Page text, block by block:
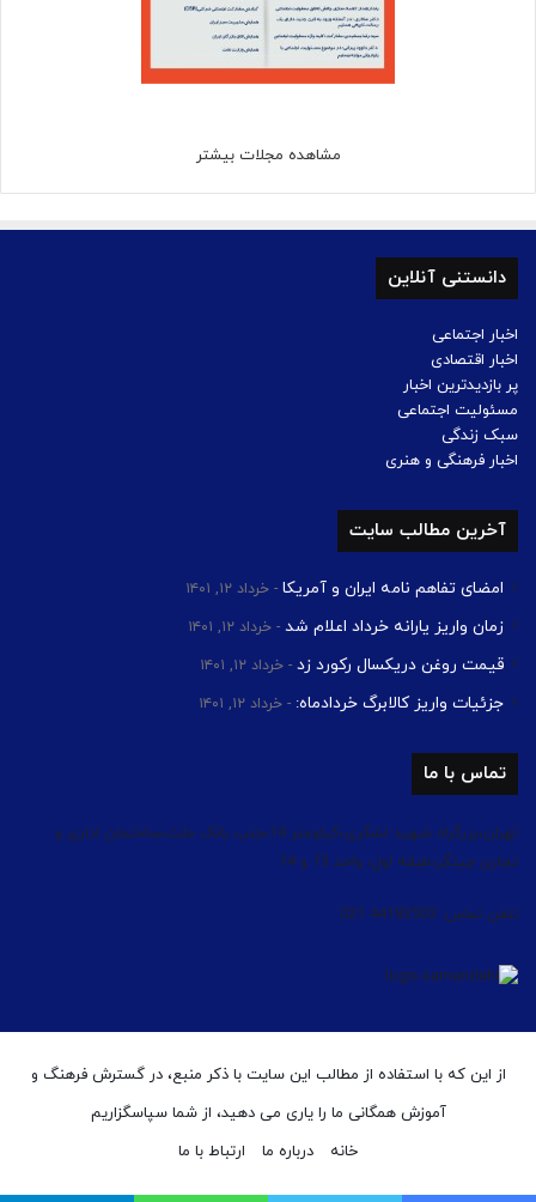
مشاهده مجلات بیشتر
دانستنی آنلاین
اخبار اجتماعی
اخبار اقتصادی
پر بازدیدترین اخبار
مسئولیت اجتماعی
سبک زندگی
اخبار فرهنگی و هنری
آخرین مطالب سایت
امضای تفاهم نامه ایران و آمریکا خرداد ۱۲, ۱۴۰۱
زمان واریز یارانه خرداد اعلام شد خرداد ۱۲, ۱۴۰۱
قیمت روغن دریکسال رکورد زد خرداد ۱۲, ۱۴۰۱
جزئیات واریز کالابرگ خردادماه: خرداد ۱۲, ۱۴۰۱
تماس با ما
تهران،بزرگراه شهید لشگری،کیلومتر 14،جنب بانک ملت،ساختمان اداری و
تجاری چیتگر،طبقه اول، واحد 13 و 14
تلفن تماس: 44182503 021
از این که با استفاده از مطالب این سایت با ذکر منبع، در گسترش فرهنگ و
آموزش همگانی ما را یاری می دهید، از شما سپاسگزاریم
خانه
درباره ما ارتباط با ما